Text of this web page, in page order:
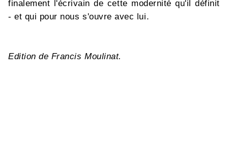
finalement l'écrivain de cette modernité qu'il définit
- et qui pour nous s'ouvre avec lui.
Edition de Francis Moulinat.